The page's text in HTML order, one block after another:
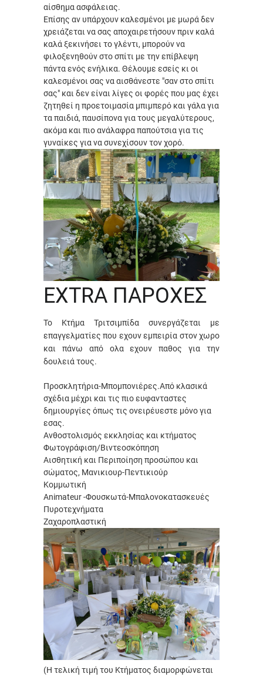
αίσθημα ασφάλειας.
Επίσης αν υπάρχουν καλεσμένοι με μωρά δεν
χρειάζεται να σας αποχαιρετήσουν πριν καλά
καλά ξεκινήσει το γλέντι, μπορούν να
φιλοξενηθούν στο σπίτι με την επίβλεψη
πάντα ενός ενήλικα. Θέλουμε εσείς κι οι
καλεσμένοι σας να αισθάνεστε "σαν στο σπίτι
σας" και δεν είναι λίγες οι φορές που μας έχει
ζητηθεί η προετοιμασία μπιμπερό και γάλα για
τα παιδιά, παυσίπονα για τους μεγαλύτερους,
ακόμα και πιο ανάλαφρα παπούτσια για τις
γυναίκες για να συνεχίσουν τον χορό.
EXTRA ΠΑΡΟΧΕΣ
Το Κτήμα Τριτσιμπίδα συνεργάζεται με
επαγγελματίες που εχουν εμπειρία στον χωρο
και πάνω από ολα εχουν παθος για την
δουλειά τους.
Προσκλητήρια-Μπομπονιέρες.Από κλασικά
σχέδια μέχρι και τις πιο ευφανταστες
δημιουργίες όπως τις ονειρέυεστε μόνο για
εσας.
Ανθοστολισμός εκκλησίας και κτήματος
Φωτογράφιση/Βιντεοσκόπηση
Αισθητική και Περιποίηση προσώπου και
σώματος, Μανικιουρ-Πεντικιούρ
Κομμωτική
Animateur -Φουσκωτά-Μπαλονοκατασκευές
Πυροτεχνήματα
Ζαχαροπλαστική
(Η τελική τιμή του Κτήματος διαμορφώνεται